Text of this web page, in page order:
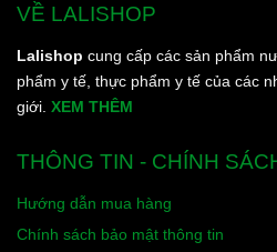
VỀ LALISHOP
Lalishop cung cấp các sản phẩm
phẩm y tế, thực phẩm y tế của các
giới. XEM THÊM
THÔNG TIN - CHÍNH
Hướng dẫn mua hàng
Chính sách bảo mật thông tin